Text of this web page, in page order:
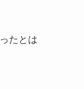
たとは